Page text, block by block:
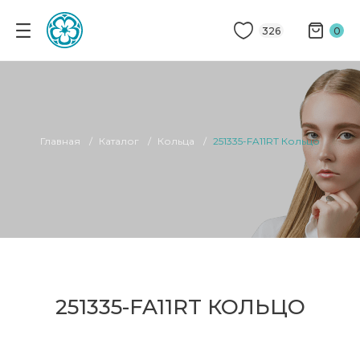
326 0
Главная Каталог Кольца 251335-FA11RT Кольцо
251335-FA11RT КОЛЬЦО